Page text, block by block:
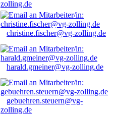
zolling.de
christine.fischer@vg-zolling.de
harald.gmeiner@vg-zolling.de
gebuehren.steuern@vg-
zolling.de